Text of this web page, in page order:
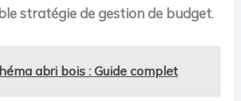
stratégie de gestion de budget.
abri bois : Guide complet